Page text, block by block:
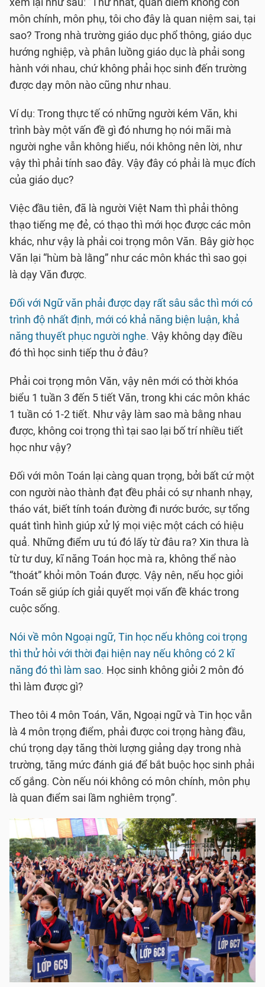
môn chính, môn phụ, tôi cho đây là quan niệm sai, tại
sao? Trong nhà trường giáo dục phổ thông, giáo dục
hướng nghiệp, và phân luồng giáo dục là phải song
hành với nhau, chứ không phải học sinh đến trường
được dạy môn nào cũng như nhau.
Ví dụ: Trong thực tế có những người kém Văn, khi
trình bày một vấn đề gì đó nhưng họ nói mãi mà
người nghe vẫn không hiểu, nói không nên lời, như
vậy thì phải tính sao đây. Vậy đây có phải là mục đích
của giáo dục?
Việc đầu tiên, đã là người Việt Nam thì phải thông
thạo tiếng mẹ đẻ, có thạo thì mới học được các môn
khác, như vậy là phải coi trọng môn Văn. Bây giờ học
Văn lại “hùm bà lằng” như các môn khác thì sao gọi
là dạy Văn được.
Đối với Ngữ văn phải được dạy rất sâu sắc thì mới có
trình độ nhất định, mới có khả năng biện luận, khả
năng thuyết phục người nghe. Vậy không dạy điều
đó thì học sinh tiếp thu ở đâu?
Phải coi trọng môn Văn, vậy nên mới có thời khóa
biểu 1 tuần 3 đến 5 tiết Văn, trong khi các môn khác
1 tuần có 1-2 tiết. Như vậy làm sao mà bằng nhau
được, không coi trọng thì tại sao lại bố trí nhiều tiết
học như vậy?
Đối với môn Toán lại càng quan trọng, bởi bất cứ một
con người nào thành đạt đều phải có sự nhanh nhạy,
tháo vát, biết tính toán đường đi nước bước, sự tổng
quát tình hình giúp xử lý mọi việc một cách có hiệu
quả. Những điểm ưu tú đó lấy từ đâu ra? Xin thưa là
từ tư duy, kĩ năng Toán học mà ra, không thể nào
“thoát” khỏi môn Toán được. Vậy nên, nếu học giỏi
Toán sẽ giúp ích giải quyết mọi vấn đề khác trong
cuộc sống.
Nói về môn Ngoại ngữ, Tin học nếu không coi trọng
thì thử hỏi với thời đại hiện nay nếu không có 2 kĩ
năng đó thì làm sao. Học sinh không giỏi 2 môn đó
thì làm được gì?
Theo tôi 4 môn Toán, Văn, Ngoại ngữ và Tin học vẫn
là 4 môn trọng điểm, phải được coi trọng hàng đầu,
chú trọng dạy tăng thời lượng giảng dạy trong nhà
trường, tăng mức đánh giá để bắt buộc học sinh phải
cố gắng. Còn nếu nói không có môn chính, môn phụ
là quan điểm sai lầm nghiêm trọng”.